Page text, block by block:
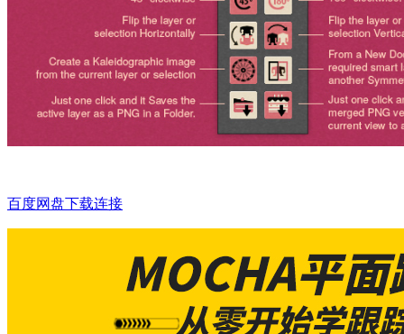
百度网盘下载连接